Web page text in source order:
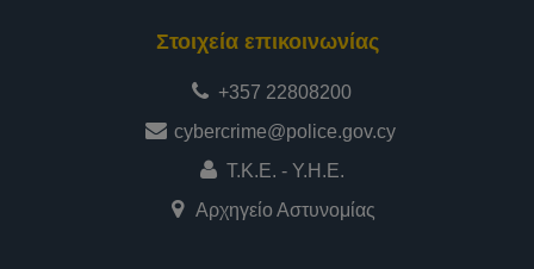
Στοιχεία επικοινωνίας
+357 22808200
cybercrime@police.gov.cy
Τ.Κ.Ε. - Υ.Η.Ε.
Αρχηγείο Αστυνομίας